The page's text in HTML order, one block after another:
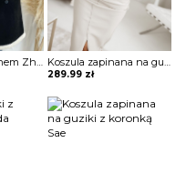
Płaszcz z kożuchem Zhitinja Koszula zapinana na guziki z koronką Sae
289.99 zł